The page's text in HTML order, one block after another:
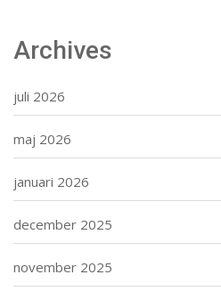
Archives
juli 2026
maj 2026
januari 2026
december 2025
november 2025